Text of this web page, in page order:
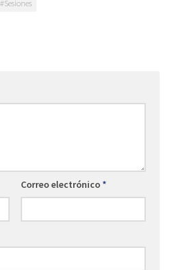
#Sesiones
Correo electrónico*